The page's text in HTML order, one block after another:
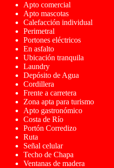
Apto comercial
Apto mascotas
Calefacción individual
Perimetral
Portones eléctricos
En asfalto
Ubicación tranquila
Laundry
Depósito de Agua
Cordillera
Frente a carretera
Zona apta para turismo
Apto gastronómico
Costa de Río
Portón Corredizo
Ruta
Señal celular
Techo de Chapa
Ventanas de madera